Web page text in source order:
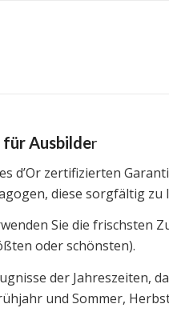
für Ausbilder
d’Or zertifizierten
diese sorgfältig
Sie die frischsten
oder schönsten).
der Jahreszeiten,
und Sommer,